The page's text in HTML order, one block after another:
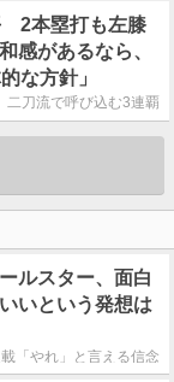
2本塁打も左膝
感があるなら、
な方針」
刀流で呼び込む3連覇
ルスター、面白
いという発想は
「やれ」と言える信念